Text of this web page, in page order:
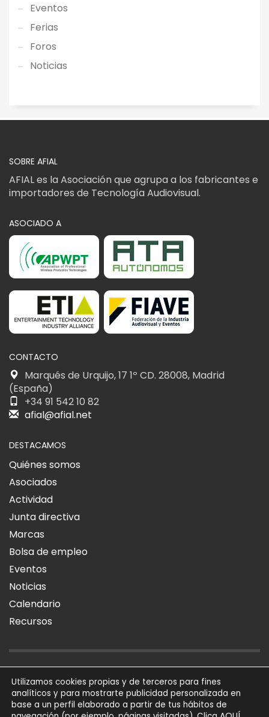
Eventos
Ferias
Foros
Noticias
SOBRE AFIAL
AFIAL es la Asociación que agrupa a los fabricantes e
importadores de Tecnología Audiovisual.
ASOCIADO A
CONTACTO
Marqués de Urquijo, 17 1º CD. 28008, Madrid
(España)
+34 91 542 10 82
afial@afial.net
DESTACAMOS
Quiénes somos
Asociados
Actividad
Junta directiva
Marcas
Bolsa de empleo
Eventos
Noticias
Calendario
Recursos
AVISO LEGAL POLÍTICA DE PRIVACIDAD POLÍTICA DE COOKIES
SÍGUENOS
Utilizamos cookies propias y de terceros para fines
analíticos y para mostrarte publicidad personalizada en
base a un perfil elaborado a partir de tus hábitos de